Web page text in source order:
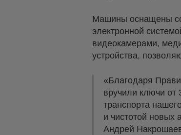
Машины оснащены
электронной
видеокамерами,
устройства,
«Благодаря
вручили ключи от
транспорта
и чистотой новых
Андрей